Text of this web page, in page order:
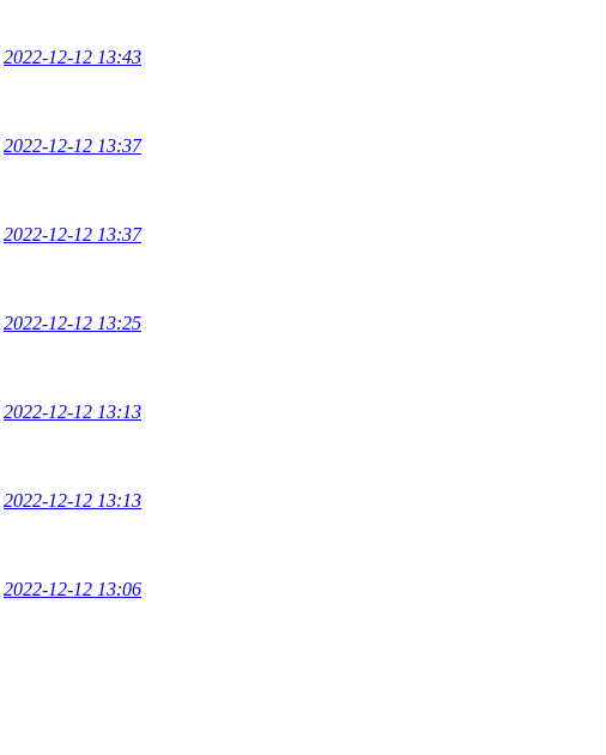
2022-12-12 13:43
2022-12-12 13:37
2022-12-12 13:37
2022-12-12 13:25
2022-12-12 13:13
2022-12-12 13:13
2022-12-12 13:06